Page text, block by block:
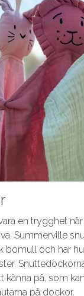
en trygghet
Summerville
bomull och har
känna på, som
på dockor.